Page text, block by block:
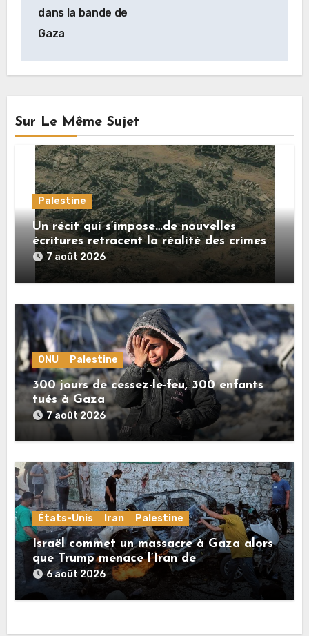
dans la bande de
Gaza
Sur Le Même Sujet
Palestine
Un récit qui s’impose…de nouvelles
écritures retracent la réalité des crimes
sionistes à Gaza
7 août 2026
ONU Palestine
300 jours de cessez-le-feu, 300 enfants
tués à Gaza
7 août 2026
États-Unis Iran Palestine
Israël commet un massacre à Gaza alors
que Trump menace l’Iran de
«décapitation»
6 août 2026